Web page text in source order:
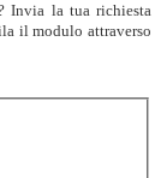
Invia la tua richiesta
il modulo attraverso